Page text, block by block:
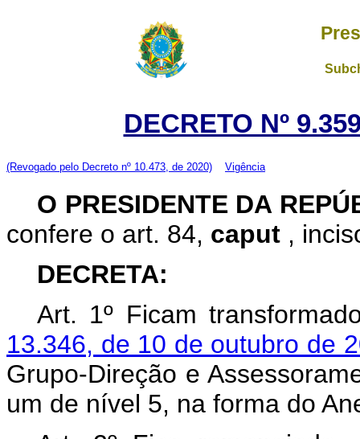
DECRETO Nº
(Revogado pelo Decreto nº 10.473, de 2020) Vigência
O PRESIDENTE DA
confere o art. 84, caput ,
DECRETA:
Art. 1º Ficam
13.346, de 10 de outubro de
Grupo-Direção e
um de nível 5, na forma do